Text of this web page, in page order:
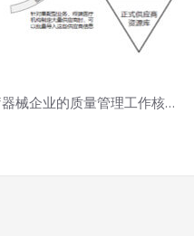
械企业的质量管理工作核…